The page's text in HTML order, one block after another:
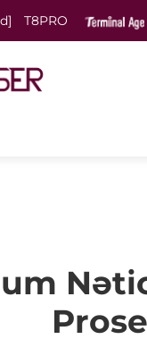
T8PRO